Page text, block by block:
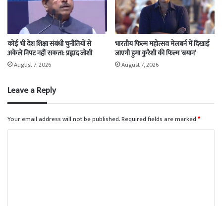
कोई भी देश शिक्षा संबंधी चुनौतियों से
अकेले निपट नहीं सकता: प्रह्लाद जोशी
August 7, 2026
भारतीय फिल्म महोत्सव मेलबर्न में दिखाई
जाएगी हुमा कुरैशी की फिल्म ‘बयान’
August 7, 2026
Leave a Reply
Your email address will not be published.Required fields are marked*